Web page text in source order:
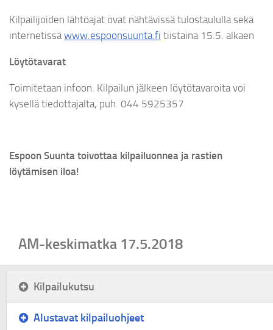
Kilpailijoiden lähtöajat ovat nähtävissä tulostaululla sekä
internetissäwww.espoonsuunta.fi tiistaina 15.5. alkaen
Löytötavarat
Toimitetaan infoon. Kilpailun jälkeen löytötavaroita voi
kysellä tiedottajalta, puh. 044 5925357
Espoon Suunta toivottaa kilpailuonnea ja rastien
löytämisen iloa!
AM-keskimatka 17.5.2018
Kilpailukutsu
Alustavat kilpailuohjeet